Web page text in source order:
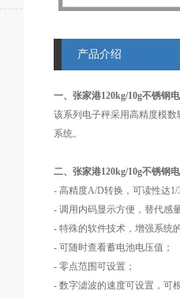
产品介绍
一、张家港120kg/10g不锈钢
该系列电子秤采用高精度模
系统。
二、张家港120kg/10g不锈钢
- 高精度A/D转换，可读性达1/
- 调用内码显示方便，替代感
- 特殊的软件技术，增强系统
- 可随时查看蓄电池电压值；
- 零点范围可设置；
- 数字滤波的速度可设置，可